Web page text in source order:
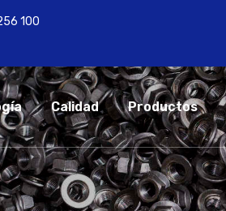
100
Calidad Productos